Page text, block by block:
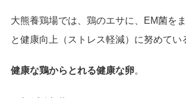
大熊養鶏場では、鶏のエサに、EM菌を
と健康向上（ストレス軽減）に努めてい
健康な鶏からとれる健康な卵。